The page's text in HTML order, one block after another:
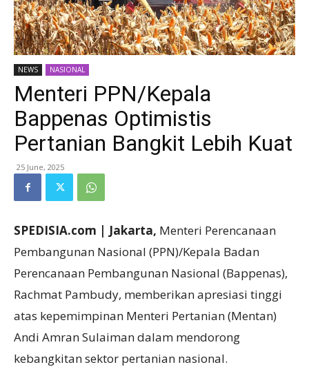
NEWS NASIONAL
Menteri PPN/Kepala
Bappenas Optimistis
Pertanian Bangkit Lebih Kuat
25 June, 2025
SPEDISIA.com | Jakarta, Menteri Perencanaan
Pembangunan Nasional (PPN)/Kepala Badan
Perencanaan Pembangunan Nasional (Bappenas),
Rachmat Pambudy, memberikan apresiasi tinggi
atas kepemimpinan Menteri Pertanian (Mentan)
Andi Amran Sulaiman dalam mendorong
kebangkitan sektor pertanian nasional.